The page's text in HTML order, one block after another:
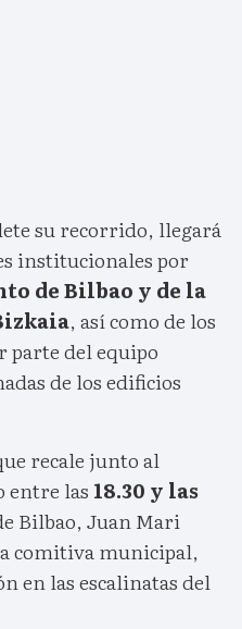
su recorrido, llegará
institucionales por
de Bilbao y de la
, así como de los
parte del equipo
de los edificios
recale junto al
entre las 18.30 y las
Bilbao, Juan Mari
comitiva municipal,
en las escalinatas del